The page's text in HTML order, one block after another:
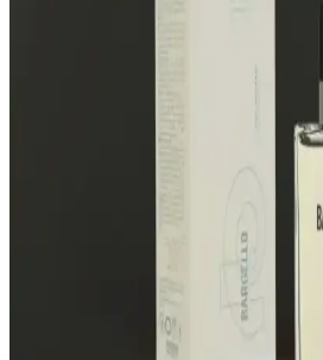
uygun seçenekler sunar. Kendi tarzınıza
notaları ve kullanım alanlarını dikkate
Aqua Di Polo 1987 Blue Erkek
Ferahlık ve Gün Boyu Kalıcılık
Aqua Di Polo 1987 Blue erkek parfümü,
notlarla günlük kullanım için çok yönlü
kalıcı tazelik ve sportif zarafeti bir araya
enerjik bir imza kazandırır.